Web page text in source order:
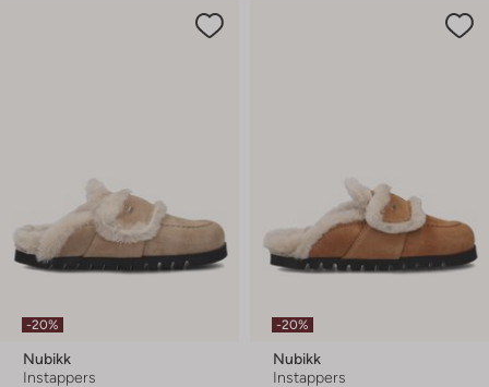
-20%
Nubikk
Instappers
-20%
Nubikk
Instappers